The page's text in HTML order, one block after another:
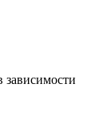
зависимости